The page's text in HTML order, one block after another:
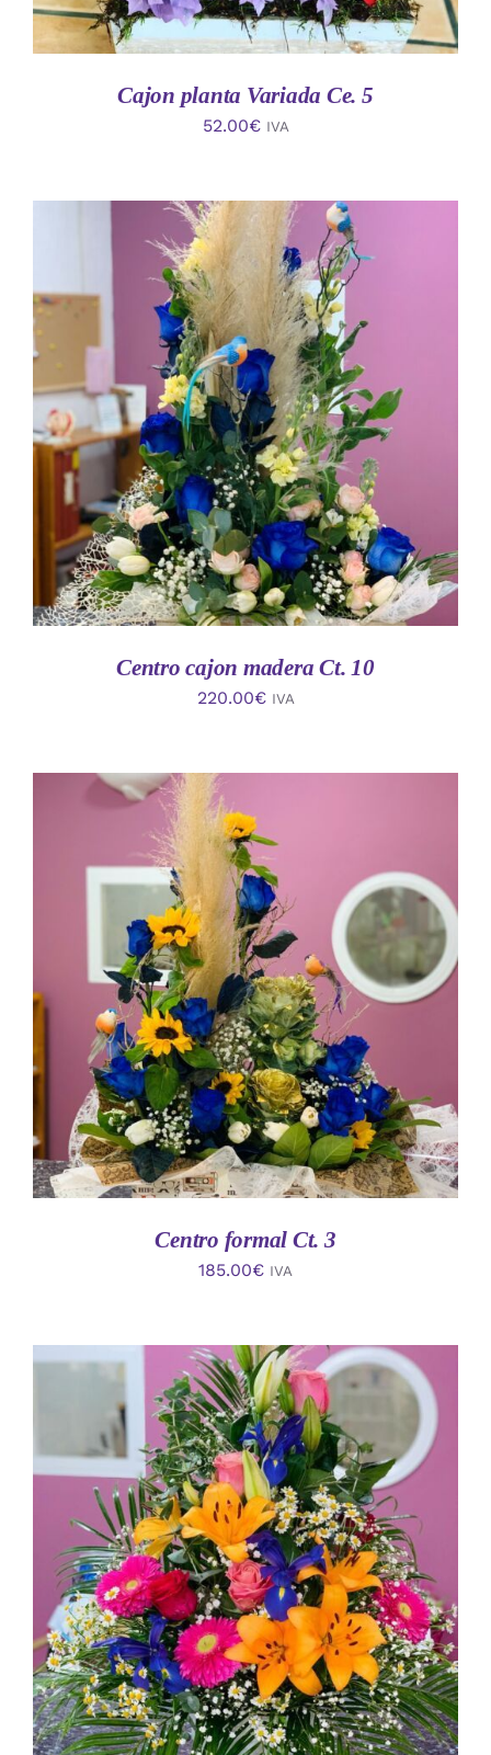
Cajon planta Variada Ce. 5
52.00€ IVA
AÑADIR AL CARRITO
/
DETALLES
Centro cajon madera Ct. 10
220.00€ IVA
AÑADIR AL CARRITO
/
DETALLES
Centro formal Ct. 3
185.00€ IVA
AÑADIR AL CARRITO
/
DETALLES